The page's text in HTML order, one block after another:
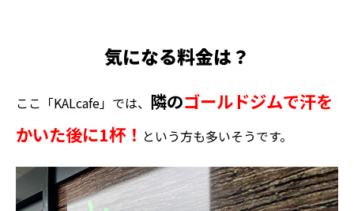
気になる料金は？
ここ「KALcafe」では、 隣のゴールドジムで汗を
かいた後に1杯！ という方も多いそうです。